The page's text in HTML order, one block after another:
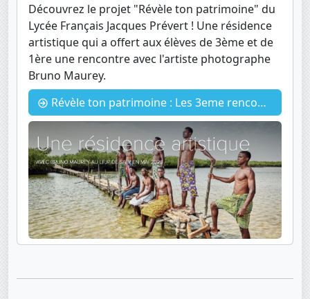
Découvrez le projet "Révèle ton patrimoine" du
Lycée Français Jacques Prévert ! Une résidence
artistique qui a offert aux élèves de 3ème et de
1ère une rencontre avec l'artiste photographe
Bruno Maurey.
Révèle ton patrimoine : Les 3eme rencontrent Bruno Maurey pour un projet artistique.